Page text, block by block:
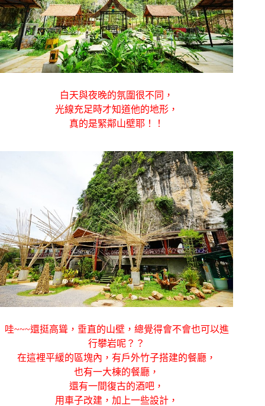
白天與夜晚的氛圍很不同，
光線充足時才知道他的地形，
真的是緊鄰山壁耶！！
哇~~~還挺高聳，垂直的山壁，總覺得會不會也可以進
行攀岩呢？？
在這裡平緩的區塊內，有戶外竹子搭建的餐廳，
也有一大棟的餐廳，
還有一間復古的酒吧，
用車子改建，加上一些設計，